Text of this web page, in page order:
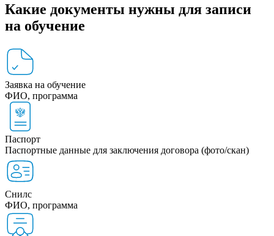
Какие документы нужны для записи
на обучение
Заявка на обучение
ФИО, программа
Паспорт
Паспортные данные для заключения договора (фото/скан)
Снилс
ФИО, программа